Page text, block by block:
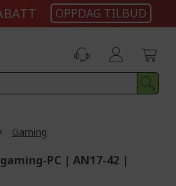
OPPDAG TILBUD
Gaming
PC | AN17-42 |